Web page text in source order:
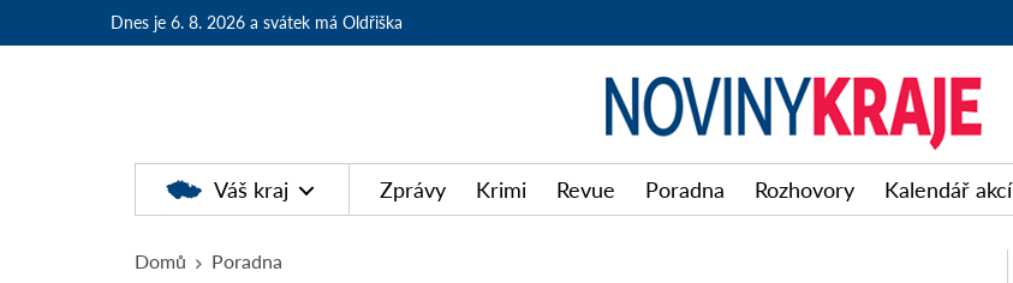
Dnes je 6. 8. 2026 a svátek má Oldřiška
Noviny
kraje
Váš kraj Zprávy Krimi Revue Poradna Rozhovory Kalendář akcí
Domů Poradna